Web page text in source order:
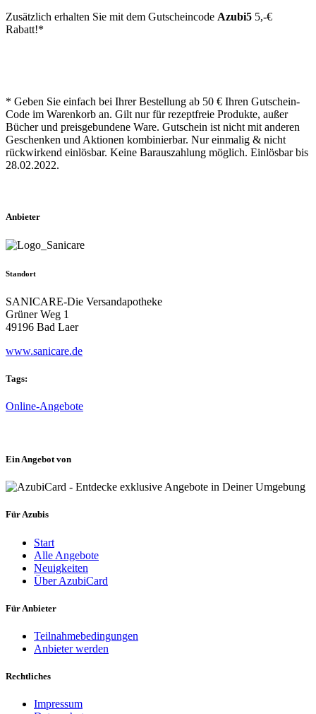
Zusätzlich erhalten Sie mit dem Gutscheincode Azubi5 5,-€
Rabatt!*
* Geben Sie einfach bei Ihrer Bestellung ab 50 € Ihren Gutschein-
Code im Warenkorb an. Gilt nur für rezeptfreie Produkte, außer
Bücher und preisgebundene Ware. Gutschein ist nicht mit anderen
Geschenken und Aktionen kombinierbar. Nur einmalig & nicht
rückwirkend einlösbar. Keine Barauszahlung möglich. Einlösbar bis
28.02.2022.
Anbieter
Standort
SANICARE-Die Versandapotheke
Grüner Weg 1
49196 Bad Laer
www.sanicare.de
Tags:
Online-Angebote
Ein Angebot von
Für Azubis
Start
Alle Angebote
Neuigkeiten
Über AzubiCard
Für Anbieter
Teilnahmebedingungen
Anbieter werden
Rechtliches
Impressum